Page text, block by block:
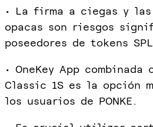
• La firma a ciegas y las
opacas son riesgos
poseedores de tokens
• OneKey App combinada
Classic 1S es la opción
los usuarios de PONKE.